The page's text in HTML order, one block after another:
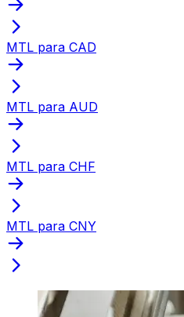
MTL para CAD
MTL para AUD
MTL para CHF
MTL para CNY